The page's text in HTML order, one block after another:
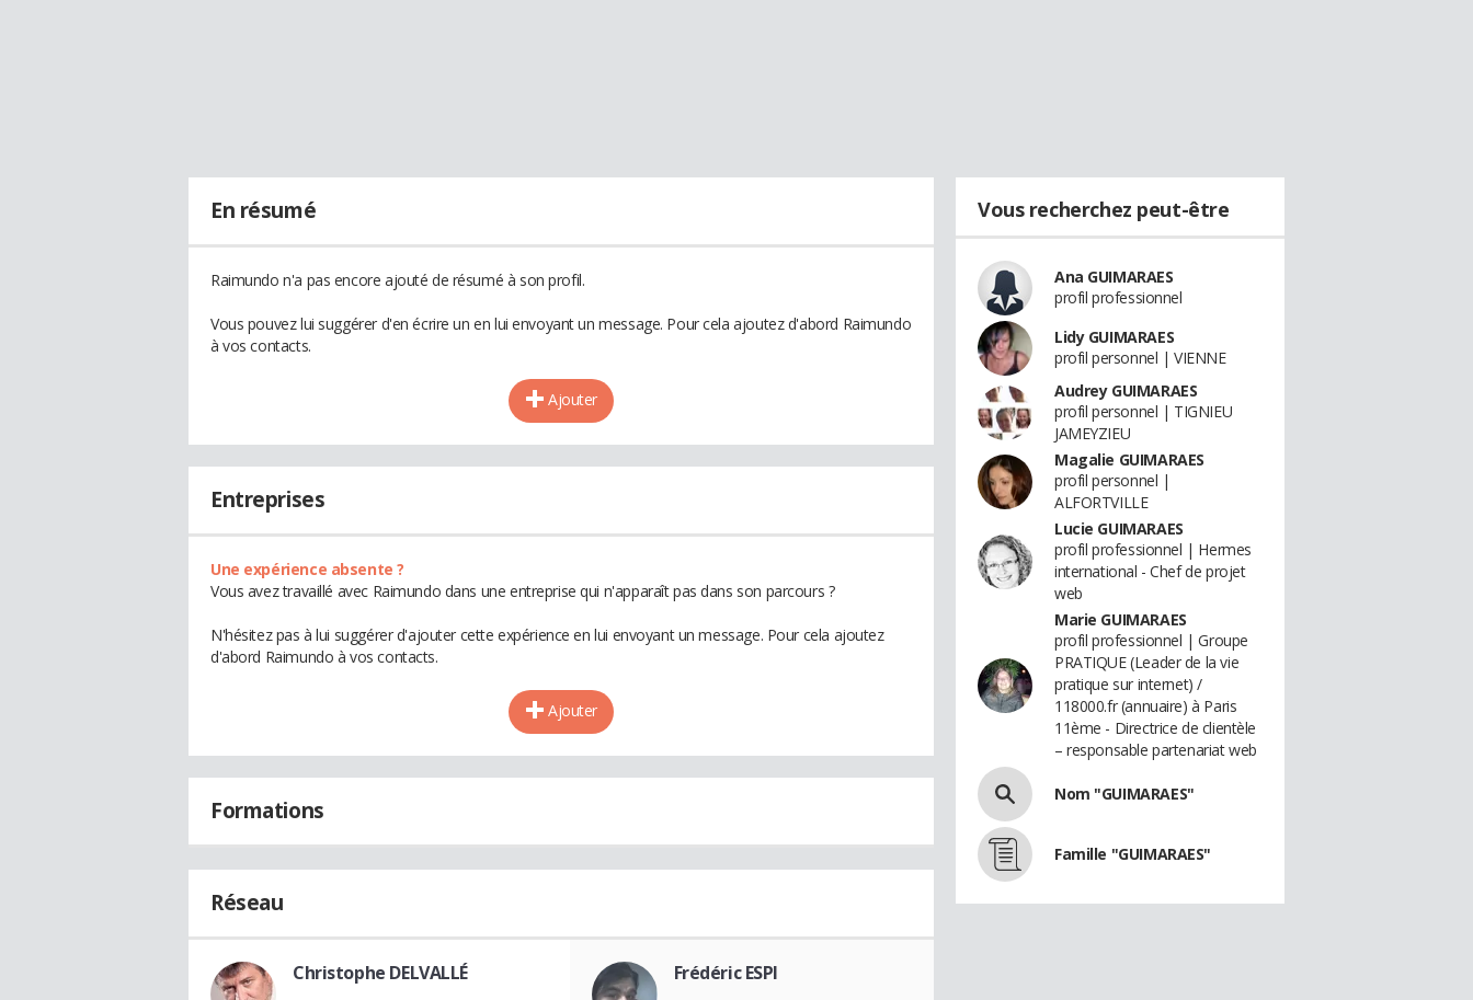
En résumé
Raimundo n'a pas encore ajouté de résumé à son profil.
Vous pouvez lui suggérer d'en écrire un en lui envoyant un message. Pour cela ajoutez d'abord Raimundo
à vos contacts.
Ajouter
Entreprises
Une expérience absente ?
Vous avez travaillé avec Raimundo dans une entreprise qui n'apparaît pas dans son parcours ?
N'hésitez pas à lui suggérer d'ajouter cette expérience en lui envoyant un message. Pour cela ajoutez
d'abord Raimundo à vos contacts.
Ajouter
Formations
Réseau
Christophe DELVALLÉ Frédéric ESPI
Vous recherchez peut-être
Ana GUIMARAES
profil professionnel
Lidy GUIMARAES
profil personnel | VIENNE
Audrey GUIMARAES
profil personnel | TIGNIEU
JAMEYZIEU
Magalie GUIMARAES
profil personnel |
ALFORTVILLE
Lucie GUIMARAES
profil professionnel | Hermes
international - Chef de projet
web
Marie GUIMARAES
profil professionnel | Groupe
PRATIQUE (Leader de la vie
pratique sur internet) /
118000.fr (annuaire) à Paris
11ème - Directrice de clientèle
– responsable partenariat web
Nom "GUIMARAES"
Famille "GUIMARAES"